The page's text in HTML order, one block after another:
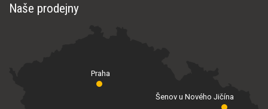
Naše prodejny
Praha
Šenov u Nového Jičína